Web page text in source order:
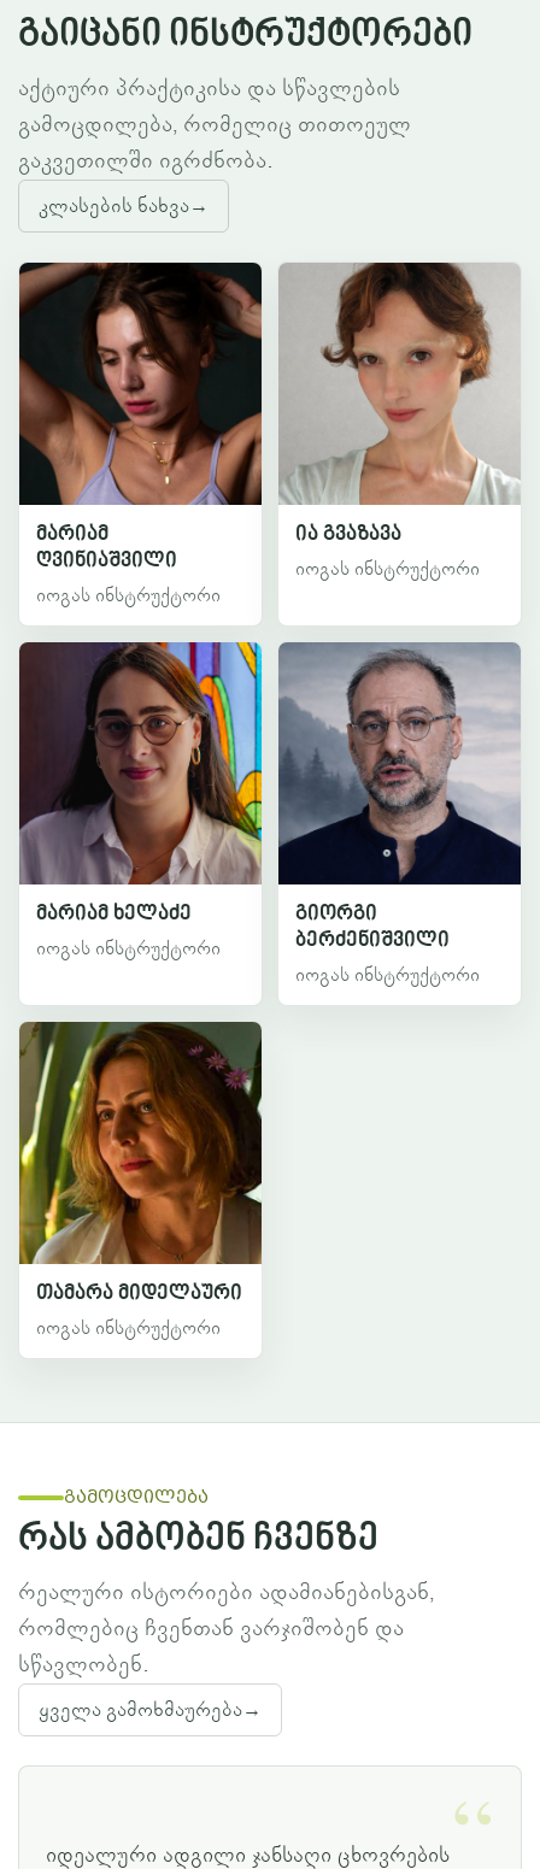
გაიცანი ინსტრუქტორები
აქტიური პრაქტიკისა და სწავლების
გამოცდილება, რომელიც თითოეულ
გაკვეთილში იგრძნობა.
კლასების ნახვა→
მარიამ
ღვინიაშვილი
იოგას ინსტრუქტორი
ია გვაზავა
იოგას ინსტრუქტორი
მარიამ ხელაძე
იოგას ინსტრუქტორი
გიორგი
ბერძენიშვილი
იოგას ინსტრუქტორი
თამარა მიდელაური
იოგას ინსტრუქტორი
გამოცდილება
რას ამბობენ ჩვენზე
რეალური ისტორიები ადამიანებისგან,
რომლებიც ჩვენთან ვარჯიშობენ და
სწავლობენ.
ყველა გამოხმაურება→
იდეალური ადგილი ჯანსაღი ცხოვრების